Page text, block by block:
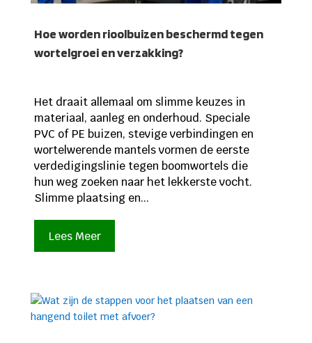
Hoe worden rioolbuizen beschermd tegen
wortelgroei en verzakking?
Het draait allemaal om slimme keuzes in
materiaal, aanleg en onderhoud. Speciale
PVC of PE buizen, stevige verbindingen en
wortelwerende mantels vormen de eerste
verdedigingslinie tegen boomwortels die
hun weg zoeken naar het lekkerste vocht.
Slimme plaatsing en...
Lees Meer